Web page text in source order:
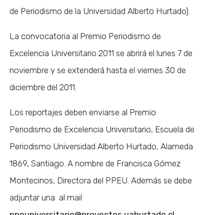
de Periodismo de la Universidad Alberto Hurtado).
La convocatoria al Premio Periodismo de
Excelencia Universitario 2011 se abrirá el lunes 7 de
noviembre y se extenderá hasta el viernes 30 de
diciembre del 2011.
Los reportajes deben enviarse al Premio
Periodismo de Excelencia Universitario, Escuela de
Periodismo Universidad Alberto Hurtado, Alameda
1869, Santiago. A nombre de Francisca Gómez
Montecinos, Directora del PPEU. Además se debe
adjuntar una al mail